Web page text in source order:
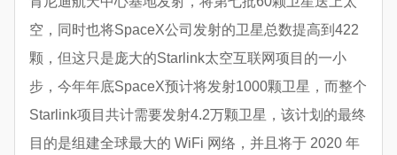
空，同时也将SpaceX公司发射的卫星总数提高到422
颗，但这只是庞大的Starlink太空互联网项目的一小
步，今年年底SpaceX预计将发射1000颗卫星，而整个
Starlink项目共计需要发射4.2万颗卫星，该计划的最终
目的是组建全球最大的 WiFi 网络，并且将于 2020 年